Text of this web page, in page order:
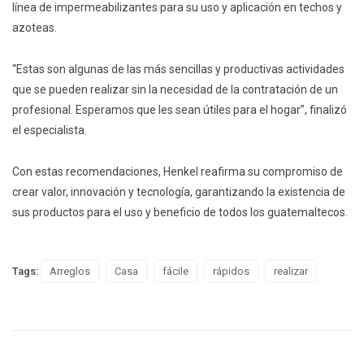
línea de impermeabilizantes para su uso y aplicación en techos y
azoteas.
“Estas son algunas de las más sencillas y productivas actividades
que se pueden realizar sin la necesidad de la contratación de un
profesional. Esperamos que les sean útiles para el hogar”, finalizó
el especialista.
Con estas recomendaciones, Henkel reafirma su compromiso de
crear valor, innovación y tecnología, garantizando la existencia de
sus productos para el uso y beneficio de todos los guatemaltecos.
Tags: Arreglos Casa fácile rápidos realizar